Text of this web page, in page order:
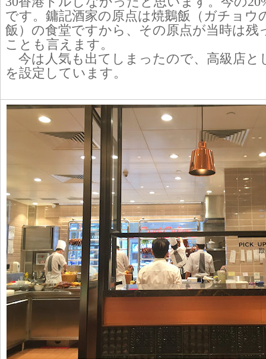
です。鏞記酒家の原点は焼鵝飯（ガチョウ
飯）の食堂ですから、その原点が当時は残
ことも言えます。
今は人気も出てしまったので、高級店と
を設定しています。